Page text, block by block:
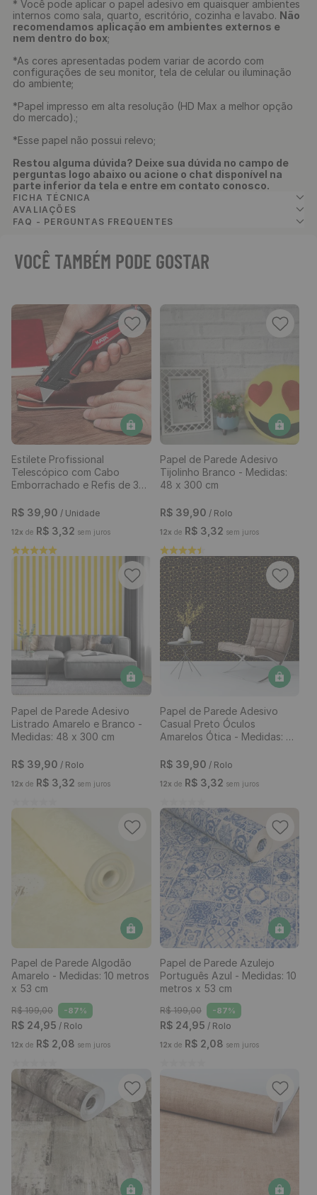
* Você pode aplicar o papel adesivo em quaisquer ambientes
internos como sala, quarto, escritório, cozinha e lavabo. Não
recomendamos aplicação em ambientes externos e
nem dentro do box;
*As cores apresentadas podem variar de acordo com
configurações de seu monitor, tela de celular ou iluminação
do ambiente;
*Papel impresso em alta resolução (HD Max a melhor opção
do mercado).;
*Esse papel não possui relevo;
Restou alguma dúvida? Deixe sua dúvida no campo de
perguntas logo abaixo ou acione o chat disponível na
parte inferior da tela e entre em contato conosco.
FICHA TÉCNICA
AVALIAÇÕES
FAQ - PERGUNTAS FREQUENTES
VOCÊ TAMBÉM PODE GOSTAR
Estilete Profissional
Telescópico com Cabo
Emborrachado e Refis de 3
R$ 39 90 / Unidade
12x de R$ 3 32 sem juros
Papel de Parede Adesivo
Tijolinho Branco - Medidas:
48 x 300 cm
R$ 39 90 / Rolo
12x de R$ 3 32 sem juros
Papel de Parede Adesivo
Listrado Amarelo e Branco -
Medidas: 48 x 300 cm
R$ 39 90 / Rolo
12x de R$ 3 32 sem juros
Papel de Parede Adesivo
Casual Preto Óculos
Amarelos Ótica - Medidas: 48
R$ 39 90 / Rolo
12x de R$ 3 32 sem juros
Papel de Parede Algodão
Amarelo - Medidas: 10 metros
x 53 cm
R$ 199,00 -87%
R$ 24 95 / Rolo
12x de R$ 2 08 sem juros
Papel de Parede Azulejo
Português Azul - Medidas: 10
metros x 53 cm
R$ 199,00 -87%
R$ 24 95 / Rolo
12x de R$ 2 08 sem juros